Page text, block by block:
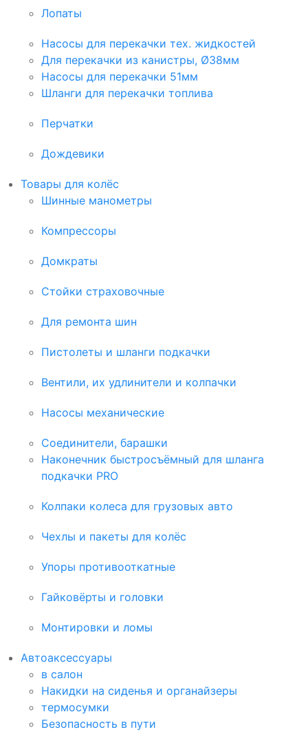
Лопаты
Насосы для перекачки тех. жидкостей
Для перекачки из канистры, Ø38мм
Насосы для перекачки 51мм
Шланги для перекачки топлива
Перчатки
Дождевики
Товары для колёс
Шинные манометры
Компрессоры
Домкраты
Стойки страховочные
Для ремонта шин
Пистолеты и шланги подкачки
Вентили, их удлинители и колпачки
Насосы механические
Соединители, барашки
Наконечник быстросъёмный для шланга
подкачки PRO
Колпаки колеса для грузовых авто
Чехлы и пакеты для колёс
Упоры противооткатные
Гайковёрты и головки
Монтировки и ломы
Автоаксессуары
в салон
Накидки на сиденья и органайзеры
термосумки
Безопасность в пути